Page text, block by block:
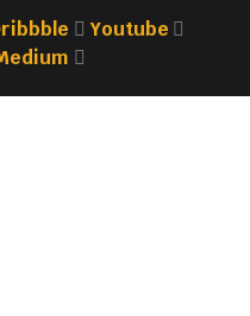
Youtube